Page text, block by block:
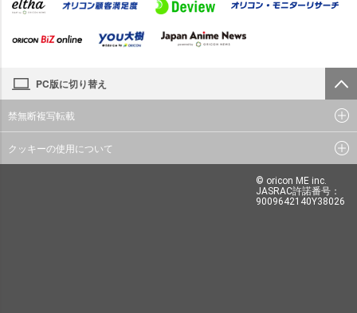
PC版に切り替え
禁無断複写転載
クッキーの使用について
© oricon ME inc.
JASRAC許諾番号：
9009642140Y38026